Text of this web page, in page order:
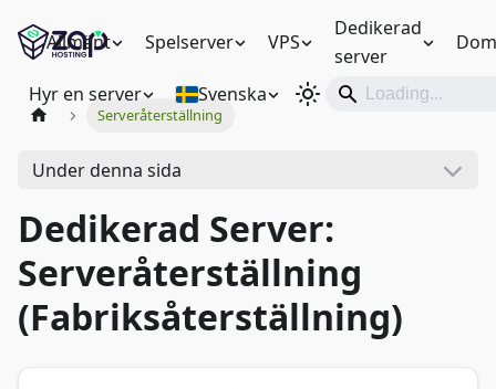
Allmänt Spelserver VPS
Dedikerad
server
Hyr en server Svenska
Serveråterställning
Under denna sida
Dedikerad Server:
Serveråterställning
(Fabriksåterställning)